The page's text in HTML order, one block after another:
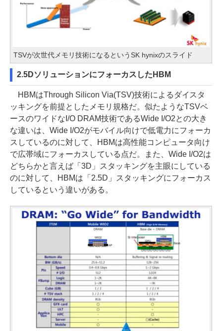
TSVが次世代メモリ技術になるというSK hynixのスライド
2.5DソリューションにフォーカスしたHBM
HBMはThrough Silicon Via(TSV)技術によるダイスタ
ッキングを前提としたメモリ規格だ。似たようなTSVベ
ースのワイドなI/O DRAM技術であるWide I/O2との大き
な違いは、Wide I/O2がモバイル向けで低電力にフォーカ
スしているのに対して、HBMは高性能コンピュータ向け
で広帯域にフォーカスしている点だ。また、Wide I/O2は
どちらかと言えば「3D」スタッキングを主眼にしている
のに対して、HBMは「2.5D」スタッキングにフォーカス
しているという違いがある。